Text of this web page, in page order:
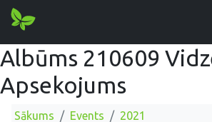
Albūms 210609
Apsekojums
Sākums Events
2021